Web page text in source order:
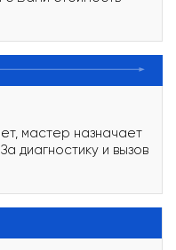
мастер назначает
диагностику и вызов